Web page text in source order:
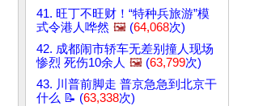
41. 旺丁不旺财！“特种兵旅游”模
式令港人哗然 🖼️ (64,068次)
42. 成都闹市轿车无差别撞人现场
惨烈 死伤10余人 🖼️ (63,799次)
43. 川普前脚走 普京急急到北京干
什么 📝 (63,338次)